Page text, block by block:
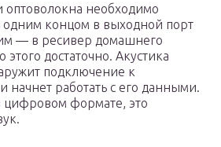
оптоволокна необходимо
одним концом в выходной порт
— в ресивер домашнего
достаточно. Акустика
подключение к
начнет работать с его данными.
цифровом формате, это